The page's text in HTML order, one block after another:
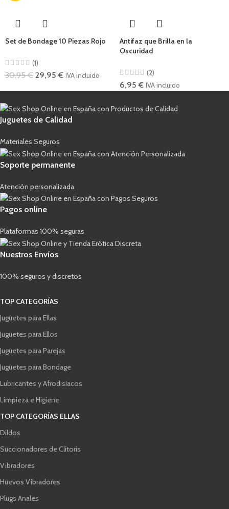
Set de Bondage 10 Piezas Rojo
(1)
30,95€ 29,95€ IVA incluido
Antifaz que Brilla en la
Oscuridad
(2)
6,95€ IVA incluido
Juguetes de Calidad
Materiales Seguros
Soporte permanente
Atención personalizada
Pagos online
Plataformas 100% seguras
Nuestros Envíos
100% seguros y discretos
TOP CATEGORÍAS
Juguetes para Ellas
Juguetes para Ellos
Juguetes para Parejas
Juguetes para Bondage
Lubricantes y Afrodisíacos
Limpieza e Higiene
TOP CATEGORÍAS ELLAS
Dildos
Succionadores de Clítoris
Vibradores
Huevos Vibradores
Plugs Anales